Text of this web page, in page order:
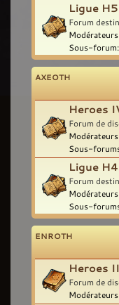
Ligue H5
Forum
Sous-forum:
AXEOTH
Heroes
Forum de
Sous-
Ligue H4
Forum
Sous-
ENROTH
Heroes
Forum de